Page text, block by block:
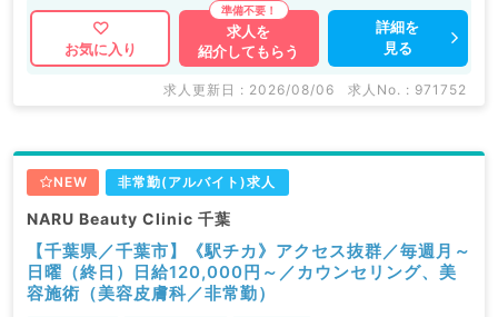
お気に入り
求人を
紹介してもらう
詳細を
見る
求人更新日 : 2026/08/06 求人No. : 971752
NEW 非常勤(アルバイト)求人
NARU Beauty Clinic 千葉
【千葉県／千葉市】《駅チカ》アクセス抜群／毎週月～
日曜（終日）日給120,000円～／カウンセリング、美
容施術（美容皮膚科／非常勤）